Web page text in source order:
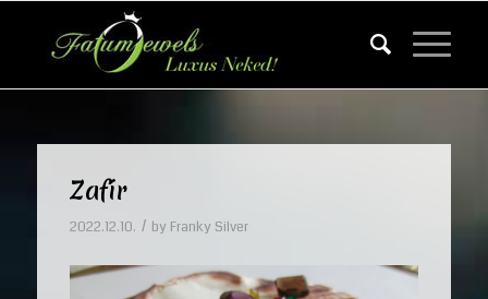
Zafír
2022.12.10. / by Franky Silver